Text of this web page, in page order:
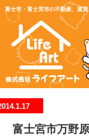
富士市・富士宮市の不動産、賃
富士宮市万野